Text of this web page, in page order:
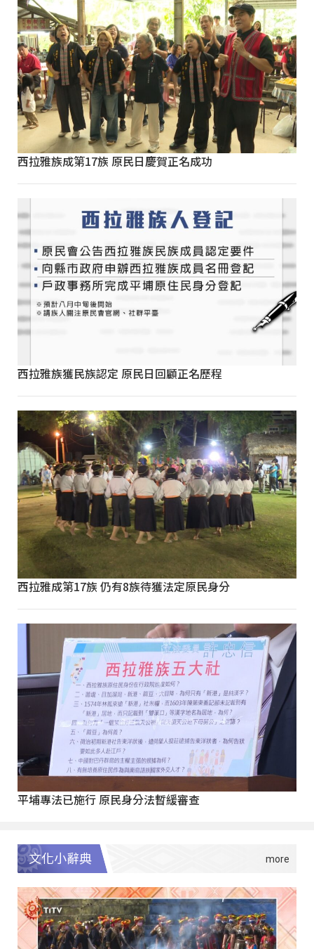
西拉雅族成第17族 原民日慶賀正名成功
西拉雅族獲民族認定 原民日回顧正名歷程
西拉雅成第17族 仍有8族待獲法定原民身分
平埔專法已施行 原民身分法暫緩審查
文化小辭典